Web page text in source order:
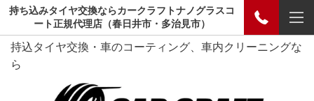
持ち込みタイヤ交換ならカークラフトナノグラスコ
ート正規代理店（春日井市・多治見市）
持込タイヤ交換・車のコーティング、車内クリーニングな
ら